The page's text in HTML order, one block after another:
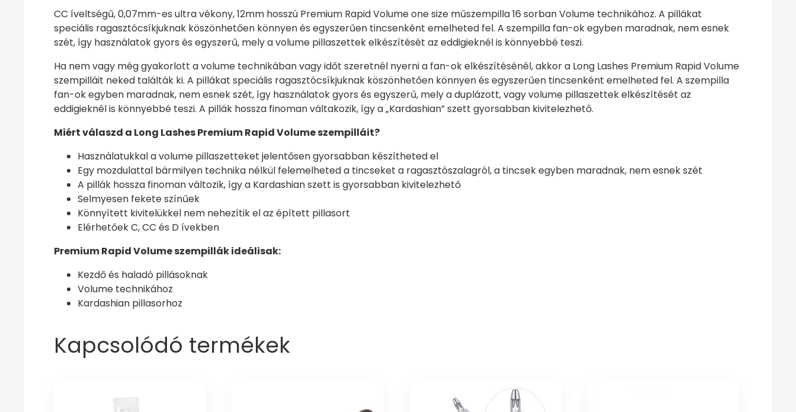
CC íveltségű, 0,07mm-es ultra vékony, 12mm hosszú Premium Rapid Volume one size műszempilla 16 sorban Volume technikához. A pillákat
speciális ragasztócsíkjuknak köszönhetően könnyen és egyszerűen tincsenként emelheted fel. A szempilla fan-ok egyben maradnak, nem esnek
szét, így használatok gyors és egyszerű, mely a volume pillaszettek elkészítését az eddigieknél is könnyebbé teszi.
Ha nem vagy még gyakorlott a volume technikában vagy időt szeretnél nyerni a fan-ok elkészítésénél, akkor a Long Lashes Premium Rapid Volume
szempilláit neked találták ki. A pillákat speciális ragasztócsíkjuknak köszönhetően könnyen és egyszerűen tincsenként emelheted fel. A szempilla
fan-ok egyben maradnak, nem esnek szét, így használatok gyors és egyszerű, mely a duplázott, vagy volume pillaszettek elkészítését az
eddigieknél is könnyebbé teszi. A pillák hossza finoman váltakozik, így a „Kardashian” szett gyorsabban kivitelezhető.
Miért válaszd a Long Lashes Premium Rapid Volume szempilláit?
Használatukkal a volume pillaszetteket jelentősen gyorsabban készítheted el
Egy mozdulattal bármilyen technika nélkül felemelheted a tincseket a ragasztószalagról, a tincsek egyben maradnak, nem esnek szét
A pillák hossza finoman változik, így a Kardashian szett is gyorsabban kivitelezhető
Selmyesen fekete színűek
Könnyített kivitelükkel nem nehezítik el az épített pillasort
Elérhetőek C, CC és D ívekben
Premium Rapid Volume szempillák ideálisak:
Kezdő és haladó pillásoknak
Volume technikához
Kardashian pillasorhoz
Kapcsolódó termékek